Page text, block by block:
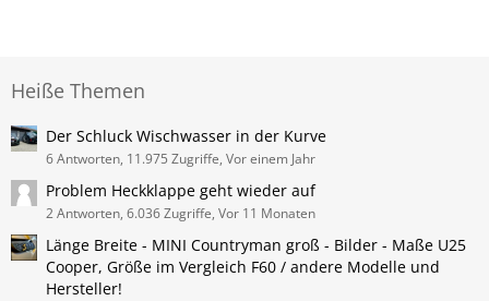
Heiße Themen
Der Schluck Wischwasser in der Kurve
6 Antworten, 11.975 Zugriffe, Vor einem Jahr
Problem Heckklappe geht wieder auf
2 Antworten, 6.036 Zugriffe, Vor 11 Monaten
Länge Breite - MINI Countryman groß - Bilder - Maße U25
Cooper, Größe im Vergleich F60 / andere Modelle und
Hersteller!